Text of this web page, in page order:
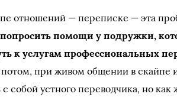
отношений — переписке — эта
попросить помощи у подружки,
к услугам профессиональных
потом, при живом общении в
с собой устного переводчика, но